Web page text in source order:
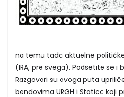
na temu tada aktuelne
(IRA, pre svega). Podsetite se i
Razgovori su ovoga puta
bendovima URGH i Statico koji